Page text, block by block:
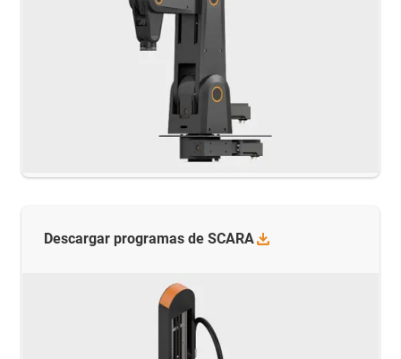
Descargar programas de SCARA